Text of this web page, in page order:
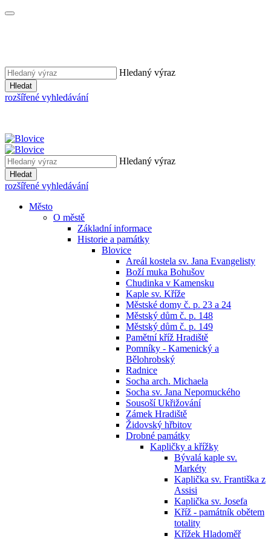
Hledaný výraz
Hledat
rozšířené vyhledávání
Hledaný výraz
Hledat
rozšířené vyhledávání
Město
O městě
Základní informace
Historie a památky
Blovice
Areál kostela sv. Jana Evangelisty
Boží muka Bohušov
Chudinka v Kamensku
Kaple sv. Kříže
Městské domy č. p. 23 a 24
Městský dům č. p. 148
Městský dům č. p. 149
Pamětní kříž Hradiště
Pomníky - Kamenický a
Bělohrobský
Radnice
Socha arch. Michaela
Socha sv. Jana Nepomuckého
Sousoší Ukřižování
Zámek Hradiště
Židovský hřbitov
Drobné památky
Kapličky a křížky
Bývalá kaple sv.
Markéty
Kaplička sv. Františka z
Assisi
Kaplička sv. Josefa
Kříž - památník obětem
totality
Křížek Hladoměř